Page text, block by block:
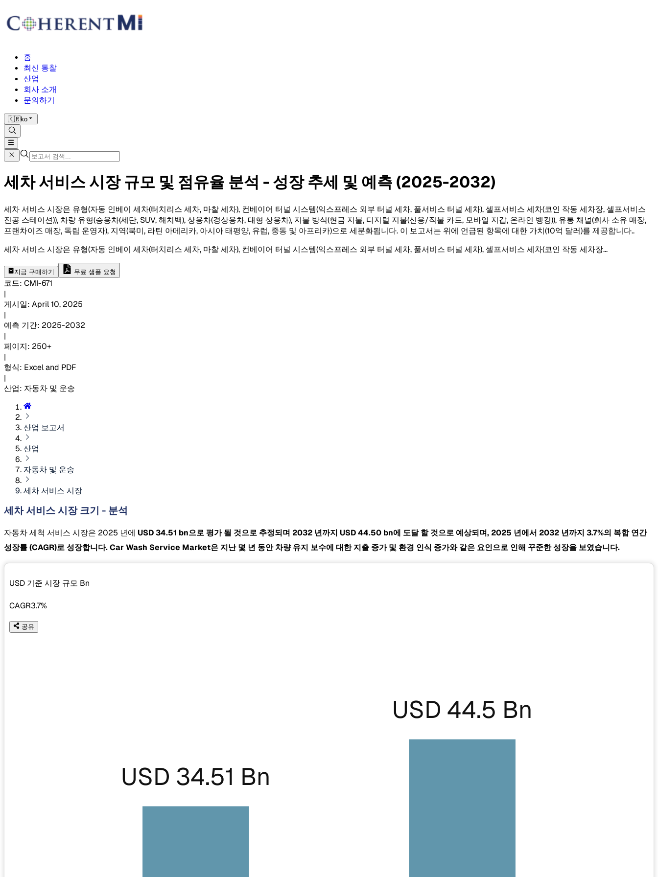
홈
최신 통찰
산업
회사 소개
문의하기
🇰🇷ko
세차 서비스 시장 규모 및 점유율 분석 - 성장 추세 및 예측 (2025-2032)
세차 서비스 시장은 유형(자동 인베이 세차(터치리스 세차, 마찰 세차), 컨베이어 터널 시스템(익스프레스 외부 터널 세차, 풀서비스 터널 세차), 셀프서비스 세차(코인 작동 세차장, 셀프서비스
진공 스테이션)), 차량 유형(승용차(세단, SUV, 해치백), 상용차(경상용차, 대형 상용차), 지불 방식(현금 지불, 디지털 지불(신용/직불 카드, 모바일 지갑, 온라인 뱅킹)), 유통 채널(회사 소유 매장,
프랜차이즈 매장, 독립 운영자), 지역(북미, 라틴 아메리카, 아시아 태평양, 유럽, 중동 및 아프리카)으로 세분화됩니다. 이 보고서는 위에 언급된 항목에 대한 가치(10억 달러)를 제공합니다..
세차 서비스 시장은 유형(자동 인베이 세차(터치리스 세차, 마찰 세차), 컨베이어 터널 시스템(익스프레스 외부 터널 세차, 풀서비스 터널 세차), 셀프서비스 세차(코인 작동 세차장...
지금 구매하기 무료 샘플 요청
코드: CMI-671
|
게시일: April 10, 2025
|
예측 기간: 2025-2032
|
페이지: 250+
|
형식: Excel and PDF
|
산업: 자동차 및 운송
산업 보고서
산업
자동차 및 운송
세차 서비스 시장
세차 서비스 시장 크기 - 분석
자동차 세척 서비스 시장은 2025 년에 USD 34.51 bn으로 평가 될 것으로 추정되며 2032 년까지 USD 44.50 bn에 도달 할 것으로 예상되며, 2025 년에서 2032 년까지 3.7%의 복합 연간
성장률(CAGR)로 성장합니다. Car Wash Service Market은 지난 몇 년 동안 차량 유지 보수에 대한 지출 증가 및 환경 인식 증가와 같은 요인으로 인해 꾸준한 성장을 보였습니다.
USD 기준 시장 규모 Bn
CAGR3.7%
공유
USD 34.51 Bn
USD 44.5 Bn